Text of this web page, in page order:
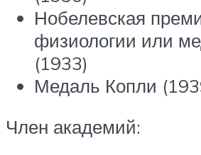
Нобелевская
физиологии или
(1933)
Медаль Копли
Член академий: